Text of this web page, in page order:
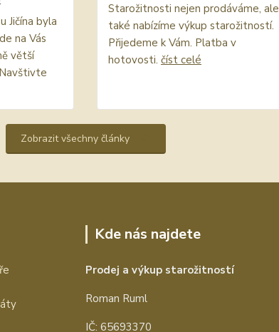
Jičína byla
na Vás
větší
Starožitnosti nejen prodáváme, ale
také nabízíme výkup starožitností.
Přijedeme k Vám. Platba v
hotovosti. číst celé
Zobrazit všechny články
Kde nás najdete
Prodej a výkup starožitností
Roman Ruml
IČ: 65693370